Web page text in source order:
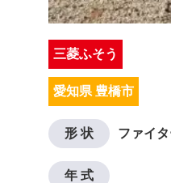
三菱ふそう
愛知県 豊橋市
形 状 ファイ
年 式